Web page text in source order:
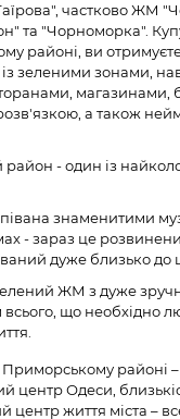
частково ЖМ
та "Чорноморка".
районі, ви
із зеленими зонами,
магазинами,
а також
- один із
знаменитими
- зараз це
дуже близько до
ЖМ з дуже
що необхідно
районі
центр Одеси,
центр життя міста –